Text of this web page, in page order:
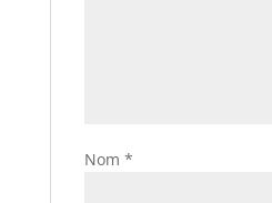
Nom *